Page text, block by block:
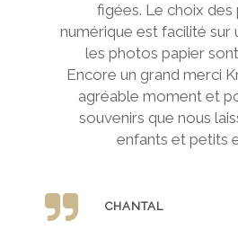
figées. Le choix des
numérique est facilité sur
les photos papier
Encore un grand merci
agréable moment et
souvenirs que nous
enfants et petits
CHANTAL